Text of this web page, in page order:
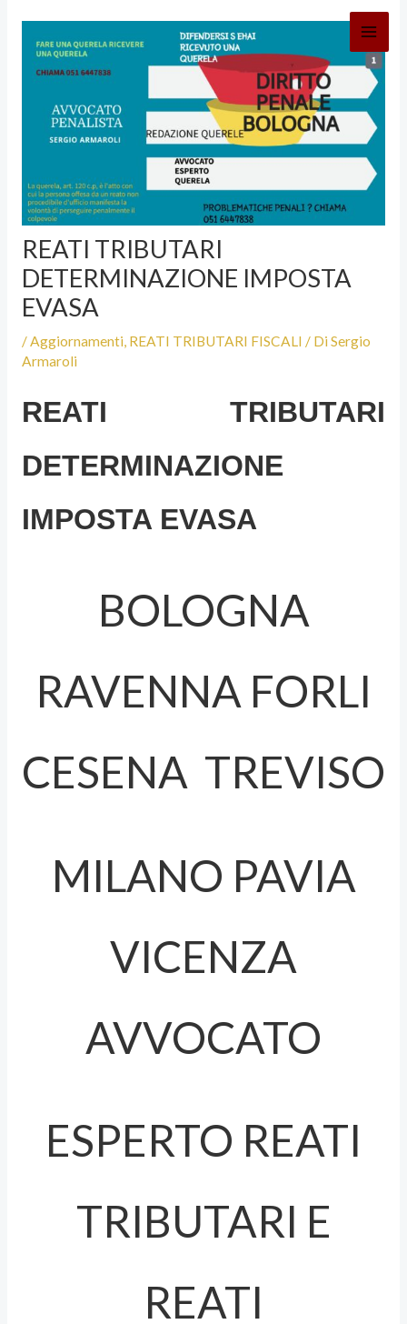
contenuto
REATI TRIBUTARI
DETERMINAZIONE IMPOSTA
EVASA
/Aggiornamenti, REATI TRIBUTARI FISCALI / DiSergio
Armaroli
REATI TRIBUTARI
DETERMINAZIONE
IMPOSTA EVASA
BOLOGNA
RAVENNA FORLI
CESENA TREVISO
MILANO PAVIA
VICENZA
AVVOCATO
ESPERTO REATI
TRIBUTARI E
REATI